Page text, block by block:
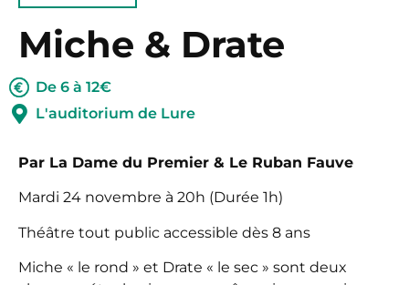
Miche & Drate
De 6 à 12€
L'auditorium de Lure
Par La Dame du Premier & Le Ruban Fauve
Mardi 24 novembre à 20h (Durée 1h)
Théâtre tout public accessible dès 8 ans
Miche « le rond » et Drate « le sec » sont deux